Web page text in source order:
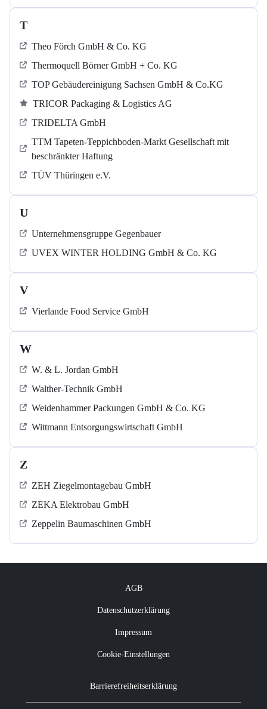
T
Theo Förch GmbH & Co. KG
Thermoquell Börner GmbH + Co. KG
TOP Gebäudereinigung Sachsen GmbH & Co.KG
TRICOR Packaging & Logistics AG
TRIDELTA GmbH
TTM Tapeten-Teppichboden-Markt Gesellschaft mit
beschränkter Haftung
TÜV Thüringen e.V.
U
Unternehmensgruppe Gegenbauer
UVEX WINTER HOLDING GmbH & Co. KG
V
Vierlande Food Service GmbH
W
W. & L. Jordan GmbH
Walther-Technik GmbH
Weidenhammer Packungen GmbH & Co. KG
Wittmann Entsorgungswirtschaft GmbH
Z
ZEH Ziegelmontagebau GmbH
ZEKA Elektrobau GmbH
Zeppelin Baumaschinen GmbH
AGB
Datenschutzerklärung
Impressum
Cookie-Einstellungen
Barrierefreiheitserklärung